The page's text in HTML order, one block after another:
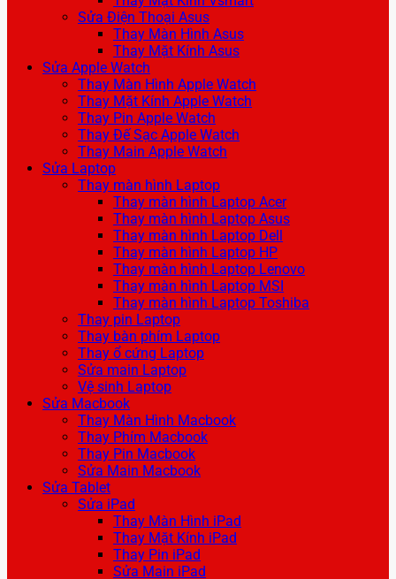
Sửa Điện Thoại Asus
Thay Màn Hình Asus
Thay Mặt Kính Asus
Sửa Apple Watch
Thay Màn Hình Apple Watch
Thay Mặt Kính Apple Watch
Thay Pin Apple Watch
Thay Đế Sạc Apple Watch
Thay Main Apple Watch
Sửa Laptop
Thay màn hình Laptop
Thay màn hình Laptop Acer
Thay màn hình Laptop Asus
Thay màn hình Laptop Dell
Thay màn hình Laptop HP
Thay màn hình Laptop Lenovo
Thay màn hình Laptop MSI
Thay màn hình Laptop Toshiba
Thay pin Laptop
Thay bàn phím Laptop
Thay ổ cứng Laptop
Sửa main Laptop
Vệ sinh Laptop
Sửa Macbook
Thay Màn Hình Macbook
Thay Phím Macbook
Thay Pin Macbook
Sửa Main Macbook
Sửa Tablet
Sửa iPad
Thay Màn Hình iPad
Thay Mặt Kính iPad
Thay Pin iPad
Sửa Main iPad